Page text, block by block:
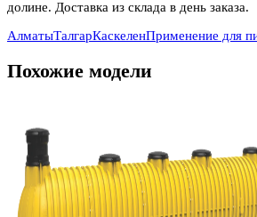
долине. Доставка из склада в день заказа.
АлматыТалгарКаскеленПрименение для
Похожие модели